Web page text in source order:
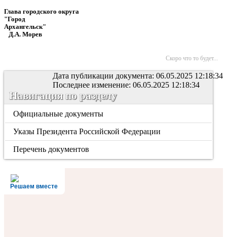
Глава городского округа
"Город
Архангельск"
Д.А. Морев
Скоро что то будет...
Дата публикации документа: 06.05.2025 12:18:34
Последнее изменение: 06.05.2025 12:18:34
Навигация по разделу
Официальные документы
Указы Президента Российской Федерации
Перечень документов
Решаем вместе